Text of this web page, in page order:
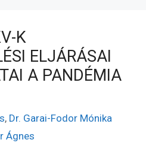
K
ELJÁRÁSAI
A PANDÉMIA
, Dr. Garai-Fodor Mónika
Ágnes